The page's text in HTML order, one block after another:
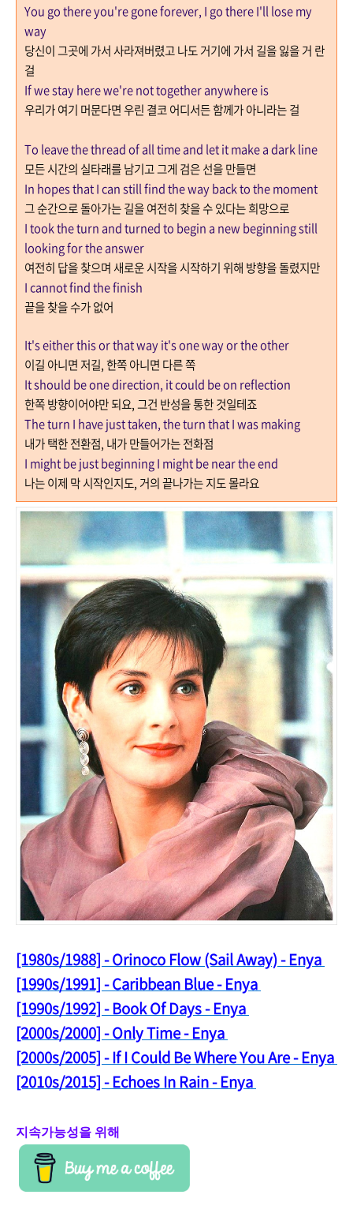
You go there you're gone forever, I go there I'll lose my
way
당신이 그곳에 가서 사라져버렸고 나도 거기에 가서 길을 잃을 거 란
걸
If we stay here we're not together anywhere is
우리가 여기 머문다면 우린 결코 어디서든 함께가 아니라는 걸
To leave the thread of all time and let it make a dark line
모든 시간의 실타래를 남기고 그게 검은 선을 만들면
In hopes that I can still find the way back to the moment
그 순간으로 돌아가는 길을 여전히 찾을 수 있다는 희망으로
I took the turn and turned to begin a new beginning still
looking for the answer
여전히 답을 찾으며 새로운 시작을 시작하기 위해 방향을 돌렸지만
I cannot find the finish
끝을 찾을 수가 없어
It's either this or that way it's one way or the other
이길 아니면 저길,한쪽 아니면 다른 쪽
It should be one direction, it could be on reflection
한쪽 방향이어야만 되요,그건 반성을 통한 것일테죠
The turn I have just taken, the turn that I was making
내가 택한 전환점, 내가 만들어가는 전화점
I might be just beginning I might be near the end
나는 이제 막 시작인지도, 거의 끝나가는 지도 몰라요
[1980s/1988] - Orinoco Flow (Sail Away) - Enya
[1990s/1991] - Caribbean Blue - Enya
[1990s/1992] - Book Of Days - Enya
[2000s/2000] - Only Time - Enya
[2000s/2005] - If I Could Be Where You Are - Enya
[2010s/2015] - Echoes In Rain - Enya
지속가능성을 위해